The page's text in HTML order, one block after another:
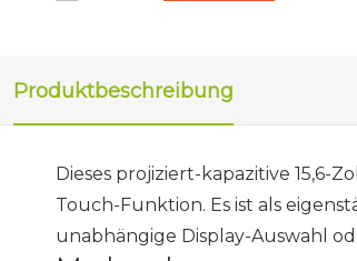
Produktbeschreibung
Dieses projiziert-kapazitive
Touch-Funktion. Es ist als
unabhängige Display-Auswahl